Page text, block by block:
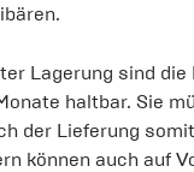
Lagerung sind
haltbar. Sie
der Lieferung
können auch auf